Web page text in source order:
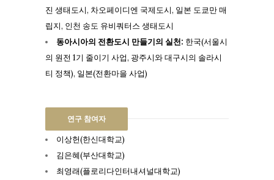
진 생태도시, 차오페이디엔 국제도시, 일본 도쿄만 매
립지, 인천 송도 유비쿼터스 생태도시
동아시아의 전환도시 만들기의 실천: 한국(서울시
의 원전 1기 줄이기 사업, 광주시와 대구시의 솔라시
티 정책), 일본(전환마을 사업)
연구 참여자
이상헌(한신대학교)
김은혜(부산대학교)
최영래(플로리다인터내셔널대학교)